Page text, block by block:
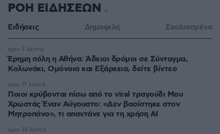
ΡΟΗ ΕΙΔΗΣΕΩΝ
Ειδήσεις Δημοφιλή Σχολιασμένα
Έρημη πόλη η Αθήνα: Άδειοι δρόμοι σε Σύνταγμα,
Κολωνάκι, Ομόνοια και Εξάρχεια, δείτε βίντεο
πριν 7 λεπτά
Ποιοι κρύβονται πίσω από το viral τραγούδι Μου
Χρωστάς Έναν Αύγουστο: «Δεν βασίστηκε στον
Μητροπάνο», τι απαντάνε για τη χρήση AI
πριν 11 λεπτά
πριν 14 λεπτά